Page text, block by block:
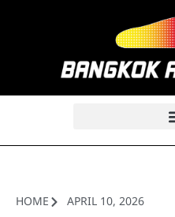
HOME APRIL 10, 2026